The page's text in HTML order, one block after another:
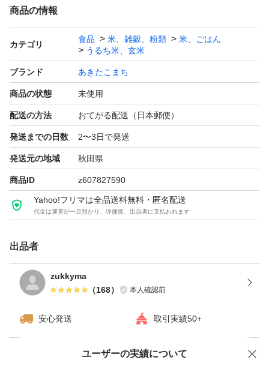
- 生産年: 令和7年産
- 産地: 秋田県産あきたこまち
- 内容量: 10kg
- 収穫地: 秋田県美郷町
- 精米: 精米してお届け
ご覧いただきありがとうございます。
種類...新米
量...10kg
商品の情報
カテゴリ
食品 米、雑穀、粉類
米、ごはん
うるち米、玄米
ブランド あきたこまち
商品の状態 未使用
配送の方法 おてがる配送（日本郵便）
発送までの日数 2〜3日で発送
発送元の地域 秋田県
商品ID z607827590
Yahoo!フリマは全品送料無料・匿名配送
代金は運営が一旦預かり、評価後、出品者に支払われます
出品者
zukkyma
（168） 本人確認前
安心発送 取引実績50+
ユーザーの実績について
価格の相談 商品への質問